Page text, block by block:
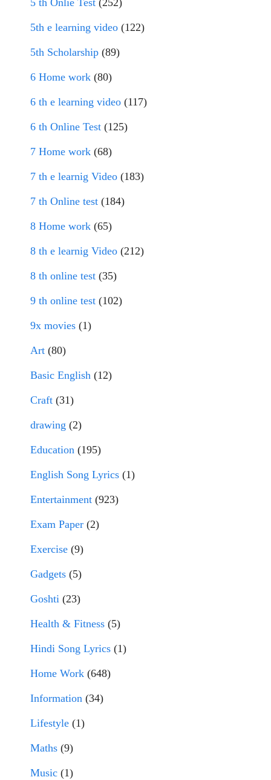
5 th Onlie Test (252)
5th e learning video (122)
5th Scholarship (89)
6 Home work (80)
6 th e learning video (117)
6 th Online Test (125)
7 Home work (68)
7 th e learnig Video (183)
7 th Online test (184)
8 Home work (65)
8 th e learnig Video (212)
8 th online test (35)
9 th online test (102)
9x movies (1)
Art (80)
Basic English (12)
Craft (31)
drawing (2)
Education (195)
English Song Lyrics (1)
Entertainment (923)
Exam Paper (2)
Exercise (9)
Gadgets (5)
Goshti (23)
Health & Fitness (5)
Hindi Song Lyrics (1)
Home Work (648)
Information (34)
Lifestyle (1)
Maths (9)
Music (1)